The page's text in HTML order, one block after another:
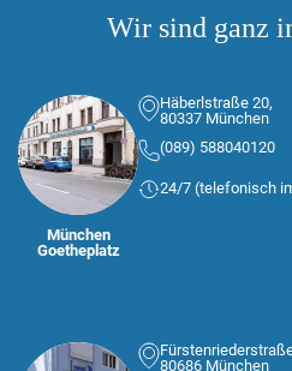
Wir sind ganz
München
Goetheplatz
Häberlstraße 20,
80337 München
(089) 588040120
24/7 (telefonisch
80686 München